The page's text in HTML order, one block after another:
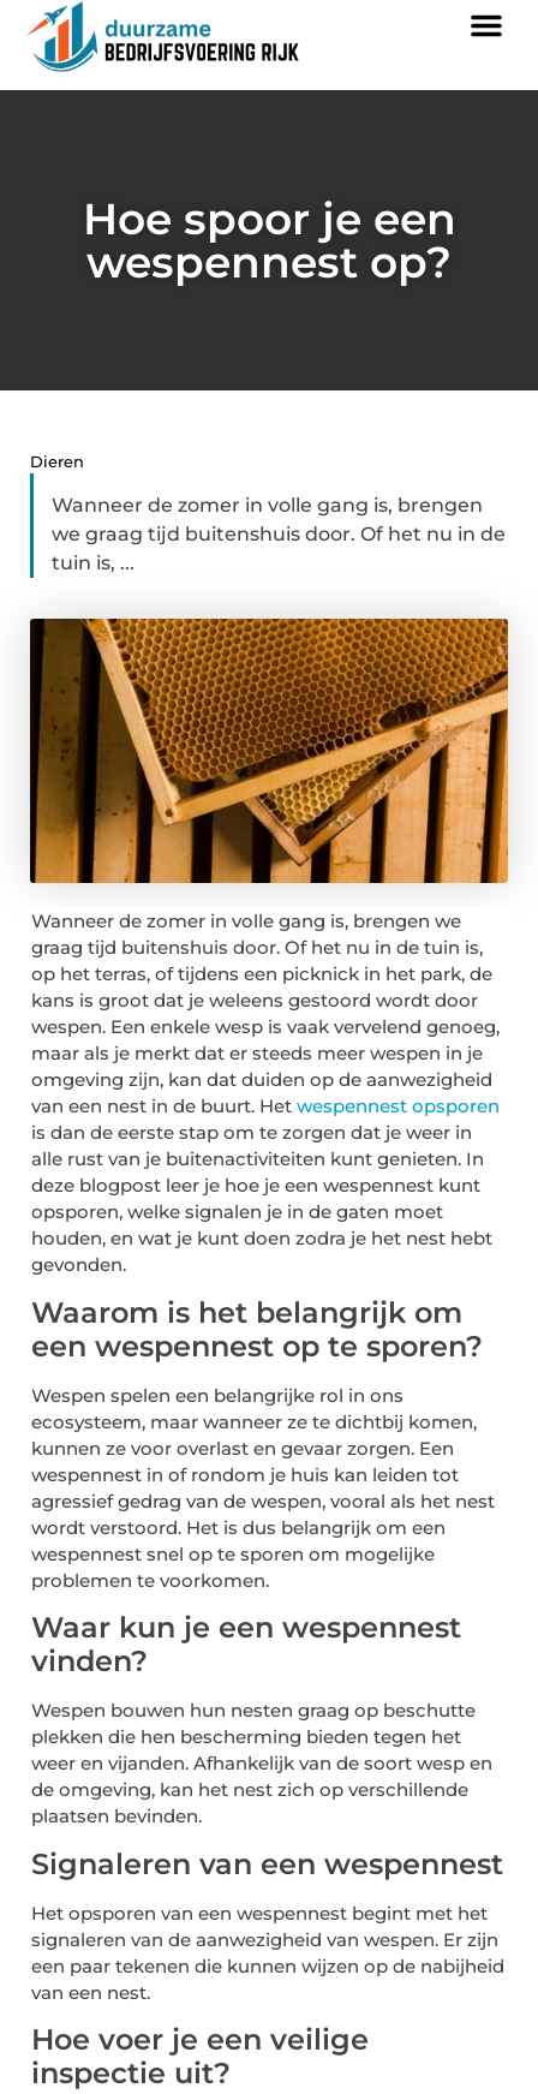
Hoe spoor je een
wespennest op?
Dieren
Wanneer de zomer in volle gang is, brengen
we graag tijd buitenshuis door. Of het nu in de
tuin is, ...
Wanneer de zomer in volle gang is, brengen we
graag tijd buitenshuis door. Of het nu in de tuin is,
op het terras, of tijdens een picknick in het park, de
kans is groot dat je weleens gestoord wordt door
wespen. Een enkele wesp is vaak vervelend genoeg,
maar als je merkt dat er steeds meer wespen in je
omgeving zijn, kan dat duiden op de aanwezigheid
van een nest in de buurt. Het wespennest opsporen
is dan de eerste stap om te zorgen dat je weer in
alle rust van je buitenactiviteiten kunt genieten. In
deze blogpost leer je hoe je een wespennest kunt
opsporen, welke signalen je in de gaten moet
houden, en wat je kunt doen zodra je het nest hebt
gevonden.
Waarom is het belangrijk om
een wespennest op te sporen?
Wespen spelen een belangrijke rol in ons
ecosysteem, maar wanneer ze te dichtbij komen,
kunnen ze voor overlast en gevaar zorgen. Een
wespennest in of rondom je huis kan leiden tot
agressief gedrag van de wespen, vooral als het nest
wordt verstoord. Het is dus belangrijk om een
wespennest snel op te sporen om mogelijke
problemen te voorkomen.
Waar kun je een wespennest
vinden?
Wespen bouwen hun nesten graag op beschutte
plekken die hen bescherming bieden tegen het
weer en vijanden. Afhankelijk van de soort wesp en
de omgeving, kan het nest zich op verschillende
plaatsen bevinden.
Signaleren van een wespennest
Het opsporen van een wespennest begint met het
signaleren van de aanwezigheid van wespen. Er zijn
een paar tekenen die kunnen wijzen op de nabijheid
van een nest.
Hoe voer je een veilige
inspectie uit?